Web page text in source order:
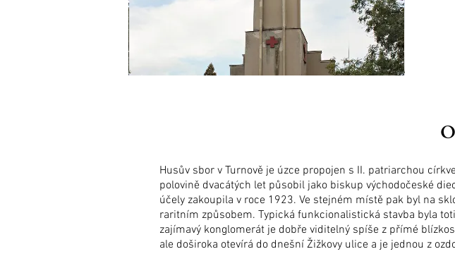
Husův sbor v Turnově je úzce propojen s II. patriarchou
polovině dvacátých let působil jako biskup východočeské
účely zakoupila v roce 1923. Ve stejném místě pak byl na
raritním způsobem. Typická funkcionalistická stavba byla
zajímavý konglomerát je dobře viditelný spíše z přímé
ale doširoka otevírá do dnešní Žižkovy ulice a je jednou z